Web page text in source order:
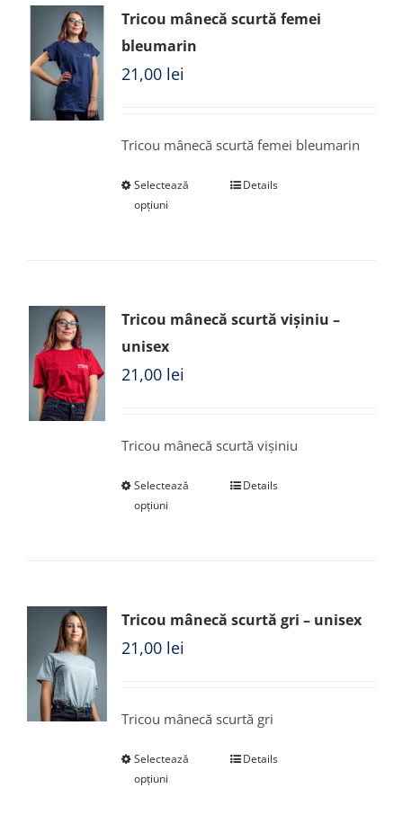
Tricou mânecă scurtă femei
bleumarin
21,00 lei
Tricou mânecă scurtă femei bleumarin
Selectează
opțiuni
Details
Tricou mânecă scurtă vișiniu –
unisex
21,00 lei
Tricou mânecă scurtă vișiniu
Selectează
opțiuni
Details
Tricou mânecă scurtă gri – unisex
21,00 lei
Tricou mânecă scurtă gri
Selectează
opțiuni
Details